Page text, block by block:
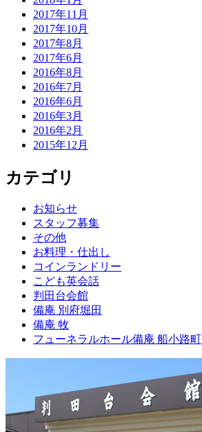
2017年11月
2017年10月
2017年8月
2017年6月
2016年8月
2016年7月
2016年6月
2016年3月
2016年2月
2015年12月
カテゴリ
お知らせ
スタッフ募集
その他
お料理・仕出し
コインランドリー
こども英会話
判田台会館
備庵 別府堀田
備庵 牧
フューネラルホール備庵 船小路町